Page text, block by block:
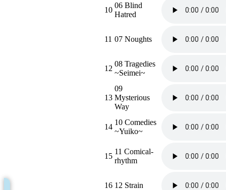
10
06 Blind
Hatred
11 07 Noughts
12
08 Tragedies
~Seimei~
13
09
Mysterious
Way
14
10 Comedies
~Yuiko~
15
11 Comical-
rhythm
16 12 Strain